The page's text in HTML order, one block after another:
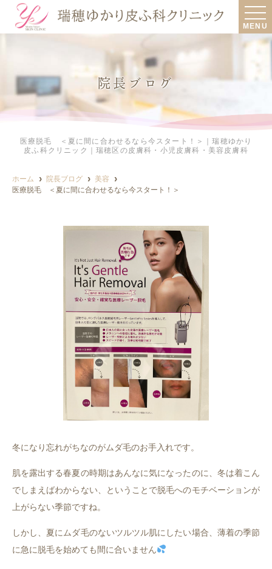
MENU
院長ブログ
医療脱毛 ＜夏に間に合わせるなら今スタート！＞｜瑞穂ゆかり
皮ふ科クリニック｜瑞穂区の皮膚科・小児皮膚科・美容皮膚科
ホーム 院長ブログ
美容
医療脱毛 ＜夏に間に合わせるなら今スタート！＞
冬になり忘れがちなのがムダ毛のお手入れです。
肌を露出する春夏の時期はあんなに気になったのに、冬は着こん
でしまえばわからない、ということで脱毛へのモチベーションが
上がらない季節ですね。
しかし、夏にムダ毛のないツルツル肌にしたい場合、薄着の季節
に急に脱毛を始めても間に合いません